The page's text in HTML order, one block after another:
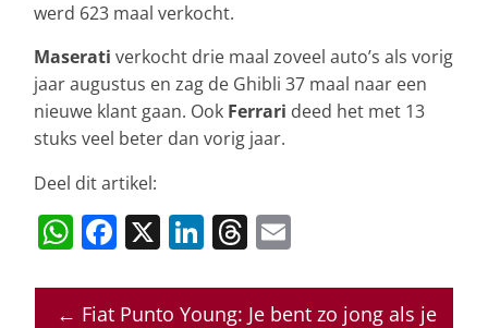
werd 623 maal verkocht.
Maserati verkocht drie maal zoveel auto’s als vorig
jaar augustus en zag de Ghibli 37 maal naar een
nieuwe klant gaan. Ook Ferrari deed het met 13
stuks veel beter dan vorig jaar.
Deel dit artikel:
W
at
F
c
X Li
k
T
re ai
← Fiat Punto Young: Je bent zo jong als je